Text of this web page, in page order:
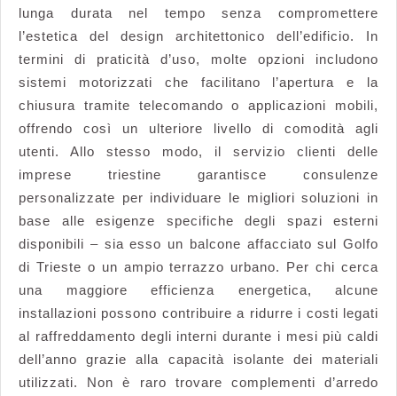
lunga durata nel tempo senza compromettere
l’estetica del design architettonico dell’edificio. In
termini di praticità d’uso, molte opzioni includono
sistemi motorizzati che facilitano l’apertura e la
chiusura tramite telecomando o applicazioni mobili,
offrendo così un ulteriore livello di comodità agli
utenti. Allo stesso modo, il servizio clienti delle
imprese triestine garantisce consulenze
personalizzate per individuare le migliori soluzioni in
base alle esigenze specifiche degli spazi esterni
disponibili – sia esso un balcone affacciato sul Golfo
di Trieste o un ampio terrazzo urbano. Per chi cerca
una maggiore efficienza energetica, alcune
installazioni possono contribuire a ridurre i costi legati
al raffreddamento degli interni durante i mesi più caldi
dell’anno grazie alla capacità isolante dei materiali
utilizzati. Non è raro trovare complementi d’arredo